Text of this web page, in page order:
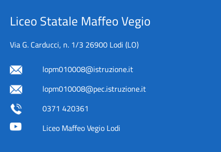
Liceo Statale Maffeo Vegio
Via G. Carducci, n. 1/3 26900 Lodi (LO)
lopm010008@istruzione.it
lopm010008@pec.istruzione.it
0371 420361
Liceo Maffeo Vegio Lodi